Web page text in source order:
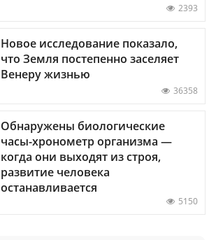
2393
Новое исследование показало,
что Земля постепенно заселяет
Венеру жизнью
36358
Обнаружены биологические
часы-хронометр организма —
когда они выходят из строя,
развитие человека
останавливается
5150